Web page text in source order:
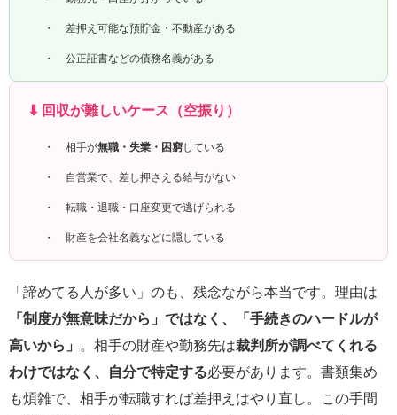
差押え可能な預貯金・不動産がある
公正証書などの債務名義がある
⬇ 回収が難しいケース（空振り）
相手が無職・失業・困窮している
自営業で、差し押さえる給与がない
転職・退職・口座変更で逃げられる
財産を会社名義などに隠している
「諦めてる人が多い」のも、残念ながら本当です。理由は
「制度が無意味だから」ではなく、「手続きのハードルが
高いから」 。相手の財産や勤務先は裁判所が調べてくれる
わけではなく、自分で特定する必要があります。書類集め
も煩雑で、相手が転職すれば差押えはやり直し。この手間